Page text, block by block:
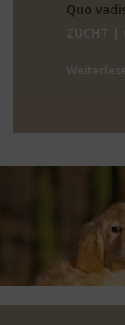
Quo vadis
ZUCHT |
Weiterlesen →